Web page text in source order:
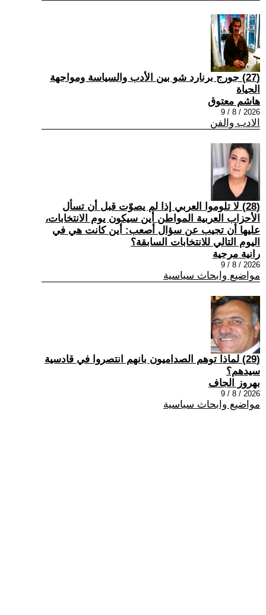
(27) جورج برنارد شو بين الأدب والسياسة ومواجهة
الحياة
هاشم معتوق
2026 / 8 / 9
الادب والفن
(28) لا تلوموا العربي إذا لم يصوّت قبل أن تسأل
الأحزاب العربية المواطن أين سيكون يوم الانتخابات،
عليها أن تجيب عن سؤال أصعب: أين كانت هي في
اليوم التالي للانتخابات السابقة؟
رانية مرجية
2026 / 8 / 9
مواضيع وابحاث سياسية
(29) ‏لماذا توهم الصداميون بانهم انتصروا في قادسية
سيدهم؟
بهروز الجاف
2026 / 8 / 9
مواضيع وابحاث سياسية